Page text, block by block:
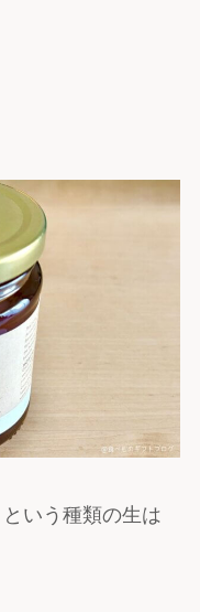
いう種類の生は